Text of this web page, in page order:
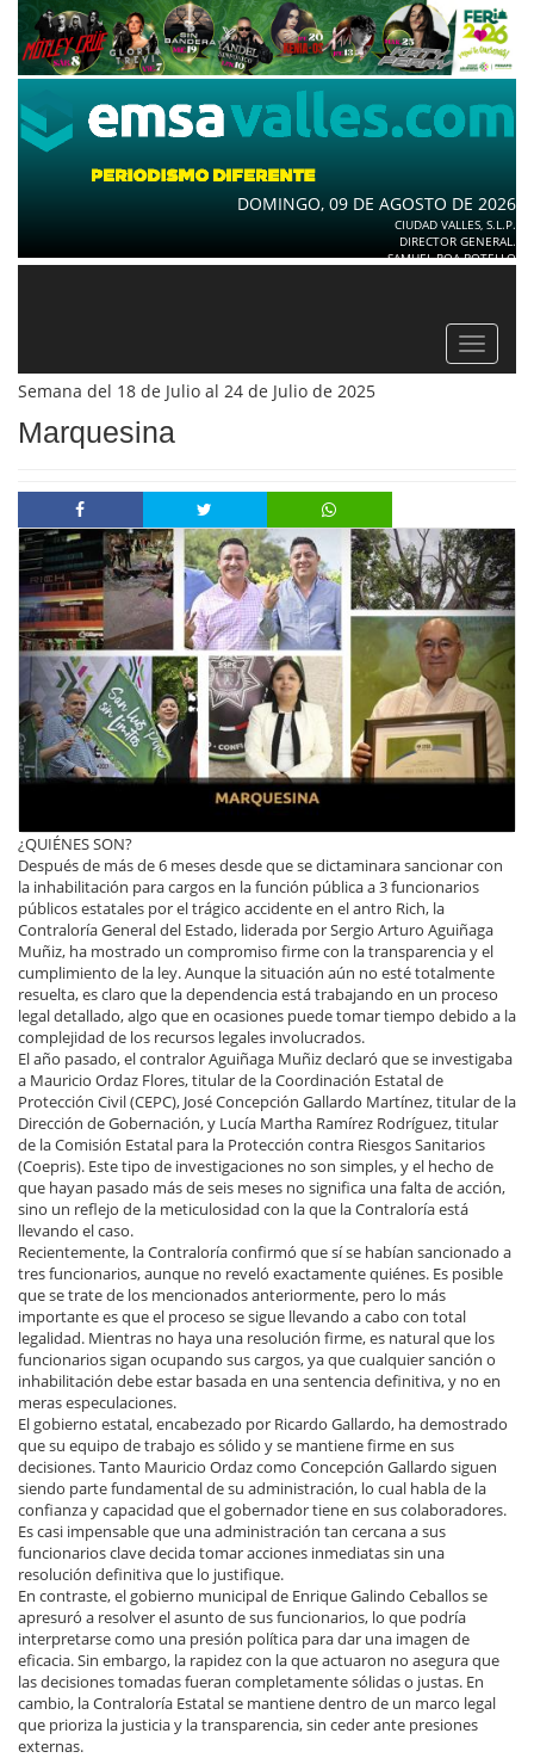
DOMINGO, 09 DE AGOSTO DE 2026
CIUDAD VALLES, S.L.P.
DIRECTOR GENERAL.
SAMUEL ROA BOTELLO
Toggle
Semana del 18 de Julio al 24 de Julio de 2025
Marquesina
¿QUIÉNES SON?
Después de más de 6 meses desde que se dictaminara sancionar con
la inhabilitación para cargos en la función pública a 3 funcionarios
públicos estatales por el trágico accidente en el antro Rich, la
Contraloría General del Estado, liderada por Sergio Arturo Aguiñaga
Muñiz, ha mostrado un compromiso firme con la transparencia y el
cumplimiento de la ley. Aunque la situación aún no esté totalmente
resuelta, es claro que la dependencia está trabajando en un proceso
legal detallado, algo que en ocasiones puede tomar tiempo debido a la
complejidad de los recursos legales involucrados.
El año pasado, el contralor Aguiñaga Muñiz declaró que se investigaba
a Mauricio Ordaz Flores, titular de la Coordinación Estatal de
Protección Civil (CEPC), José Concepción Gallardo Martínez, titular de la
Dirección de Gobernación, y Lucía Martha Ramírez Rodríguez, titular
de la Comisión Estatal para la Protección contra Riesgos Sanitarios
(Coepris). Este tipo de investigaciones no son simples, y el hecho de
que hayan pasado más de seis meses no significa una falta de acción,
sino un reflejo de la meticulosidad con la que la Contraloría está
llevando el caso.
Recientemente, la Contraloría confirmó que sí se habían sancionado a
tres funcionarios, aunque no reveló exactamente quiénes. Es posible
que se trate de los mencionados anteriormente, pero lo más
importante es que el proceso se sigue llevando a cabo con total
legalidad. Mientras no haya una resolución firme, es natural que los
funcionarios sigan ocupando sus cargos, ya que cualquier sanción o
inhabilitación debe estar basada en una sentencia definitiva, y no en
meras especulaciones.
El gobierno estatal, encabezado por Ricardo Gallardo, ha demostrado
que su equipo de trabajo es sólido y se mantiene firme en sus
decisiones. Tanto Mauricio Ordaz como Concepción Gallardo siguen
siendo parte fundamental de su administración, lo cual habla de la
confianza y capacidad que el gobernador tiene en sus colaboradores.
Es casi impensable que una administración tan cercana a sus
funcionarios clave decida tomar acciones inmediatas sin una
resolución definitiva que lo justifique.
En contraste, el gobierno municipal de Enrique Galindo Ceballos se
apresuró a resolver el asunto de sus funcionarios, lo que podría
interpretarse como una presión política para dar una imagen de
eficacia. Sin embargo, la rapidez con la que actuaron no asegura que
las decisiones tomadas fueran completamente sólidas o justas. En
cambio, la Contraloría Estatal se mantiene dentro de un marco legal
que prioriza la justicia y la transparencia, sin ceder ante presiones
externas.